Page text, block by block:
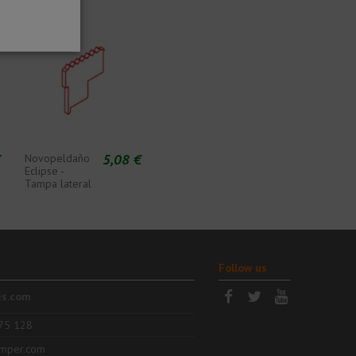
Novopeldaño
Eclipse -
Tampa lateral
5,08 €
128
Follow us